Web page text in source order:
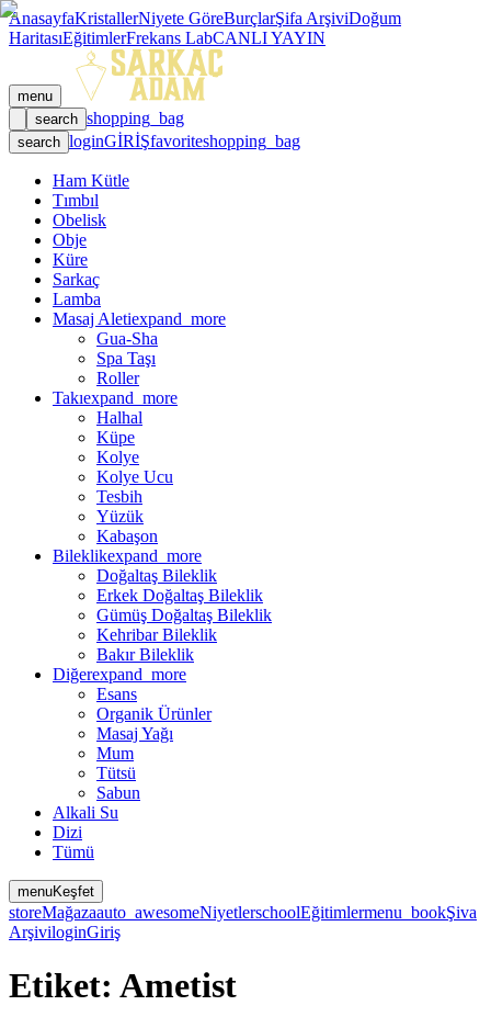
AnasayfaKristallerNiyete GöreBurçlarŞifa ArşiviDoğum
HaritasıEğitimlerFrekans LabCANLI YAYIN
menu
search shopping_bag
search loginGİRİŞfavoriteshopping_bag
Ham Kütle
Tımbıl
Obelisk
Obje
Küre
Sarkaç
Lamba
Masaj Aletiexpand_more
Gua-Sha
Spa Taşı
Roller
Takıexpand_more
Halhal
Küpe
Kolye
Kolye Ucu
Tesbih
Yüzük
Kabaşon
Bileklikexpand_more
Doğaltaş Bileklik
Erkek Doğaltaş Bileklik
Gümüş Doğaltaş Bileklik
Kehribar Bileklik
Bakır Bileklik
Diğerexpand_more
Esans
Organik Ürünler
Masaj Yağı
Mum
Tütsü
Sabun
Alkali Su
Dizi
Tümü
menuKeşfet
storeMağazaauto_awesomeNiyetlerschoolEğitimlermenu_bookŞiva
ArşiviloginGiriş
Etiket: Ametist